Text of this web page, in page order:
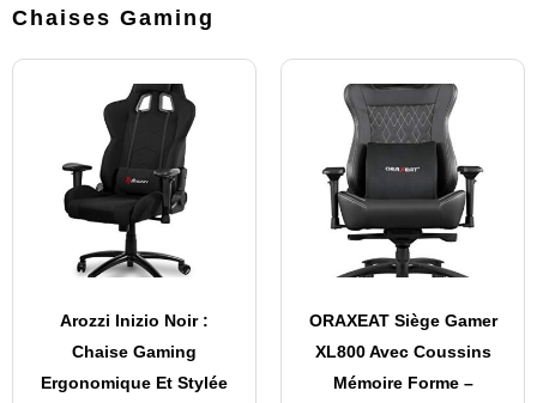
Chaises Gaming
Arozzi Inizio Noir :
Chaise Gaming
Ergonomique Et Stylée
ORAXEAT Siège Gamer
XL800 Avec Coussins
Mémoire Forme –